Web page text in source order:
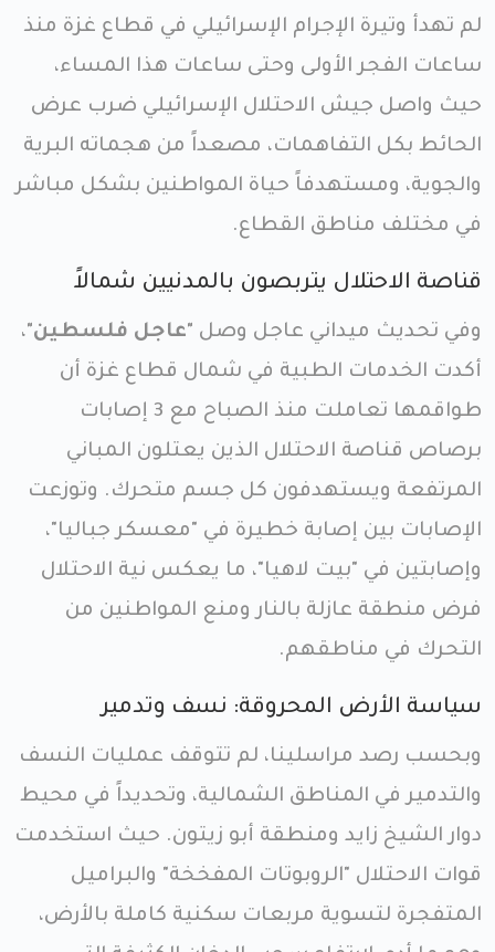
لم تهدأ وتيرة الإجرام الإسرائيلي في قطاع غزة منذ
ساعات الفجر الأولى وحتى ساعات هذا المساء،
حيث واصل جيش الاحتلال الإسرائيلي ضرب عرض
الحائط بكل التفاهمات، مصعداً من هجماته البرية
والجوية، ومستهدفاً حياة المواطنين بشكل مباشر
في مختلف مناطق القطاع.
قناصة الاحتلال يتربصون بالمدنيين شمالاً
وفي تحديث ميداني عاجل وصل "عاجل فلسطين"،
أكدت الخدمات الطبية في شمال قطاع غزة أن
طواقمها تعاملت منذ الصباح مع 3 إصابات
برصاص قناصة الاحتلال الذين يعتلون المباني
المرتفعة ويستهدفون كل جسم متحرك. وتوزعت
الإصابات بين إصابة خطيرة في "معسكر جباليا"،
وإصابتين في "بيت لاهيا"، ما يعكس نية الاحتلال
فرض منطقة عازلة بالنار ومنع المواطنين من
التحرك في مناطقهم.
سياسة الأرض المحروقة: نسف وتدمير
وبحسب رصد مراسلينا، لم تتوقف عمليات النسف
والتدمير في المناطق الشمالية، وتحديداً في محيط
دوار الشيخ زايد ومنطقة أبو زيتون. حيث استخدمت
قوات الاحتلال "الروبوتات المفخخة" والبراميل
المتفجرة لتسوية مربعات سكنية كاملة بالأرض،